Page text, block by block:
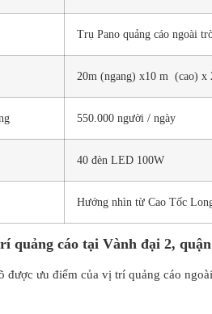
Trụ Pano quảng cáo ngoài
20m (ngang) x10 m (cao) x
550.000 người / ngày
40 đèn LED 100W
Hướng nhìn từ Cao Tốc
quảng cáo tại Vành đại 2,
được ưu điểm của vị trí quảng cáo